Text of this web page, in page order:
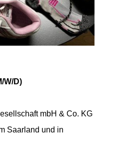
W/D)
mbH & Co. KG
Saarland und in